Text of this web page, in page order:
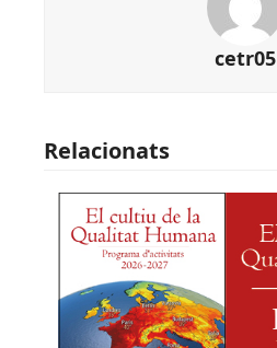
cetr05
Relacionats